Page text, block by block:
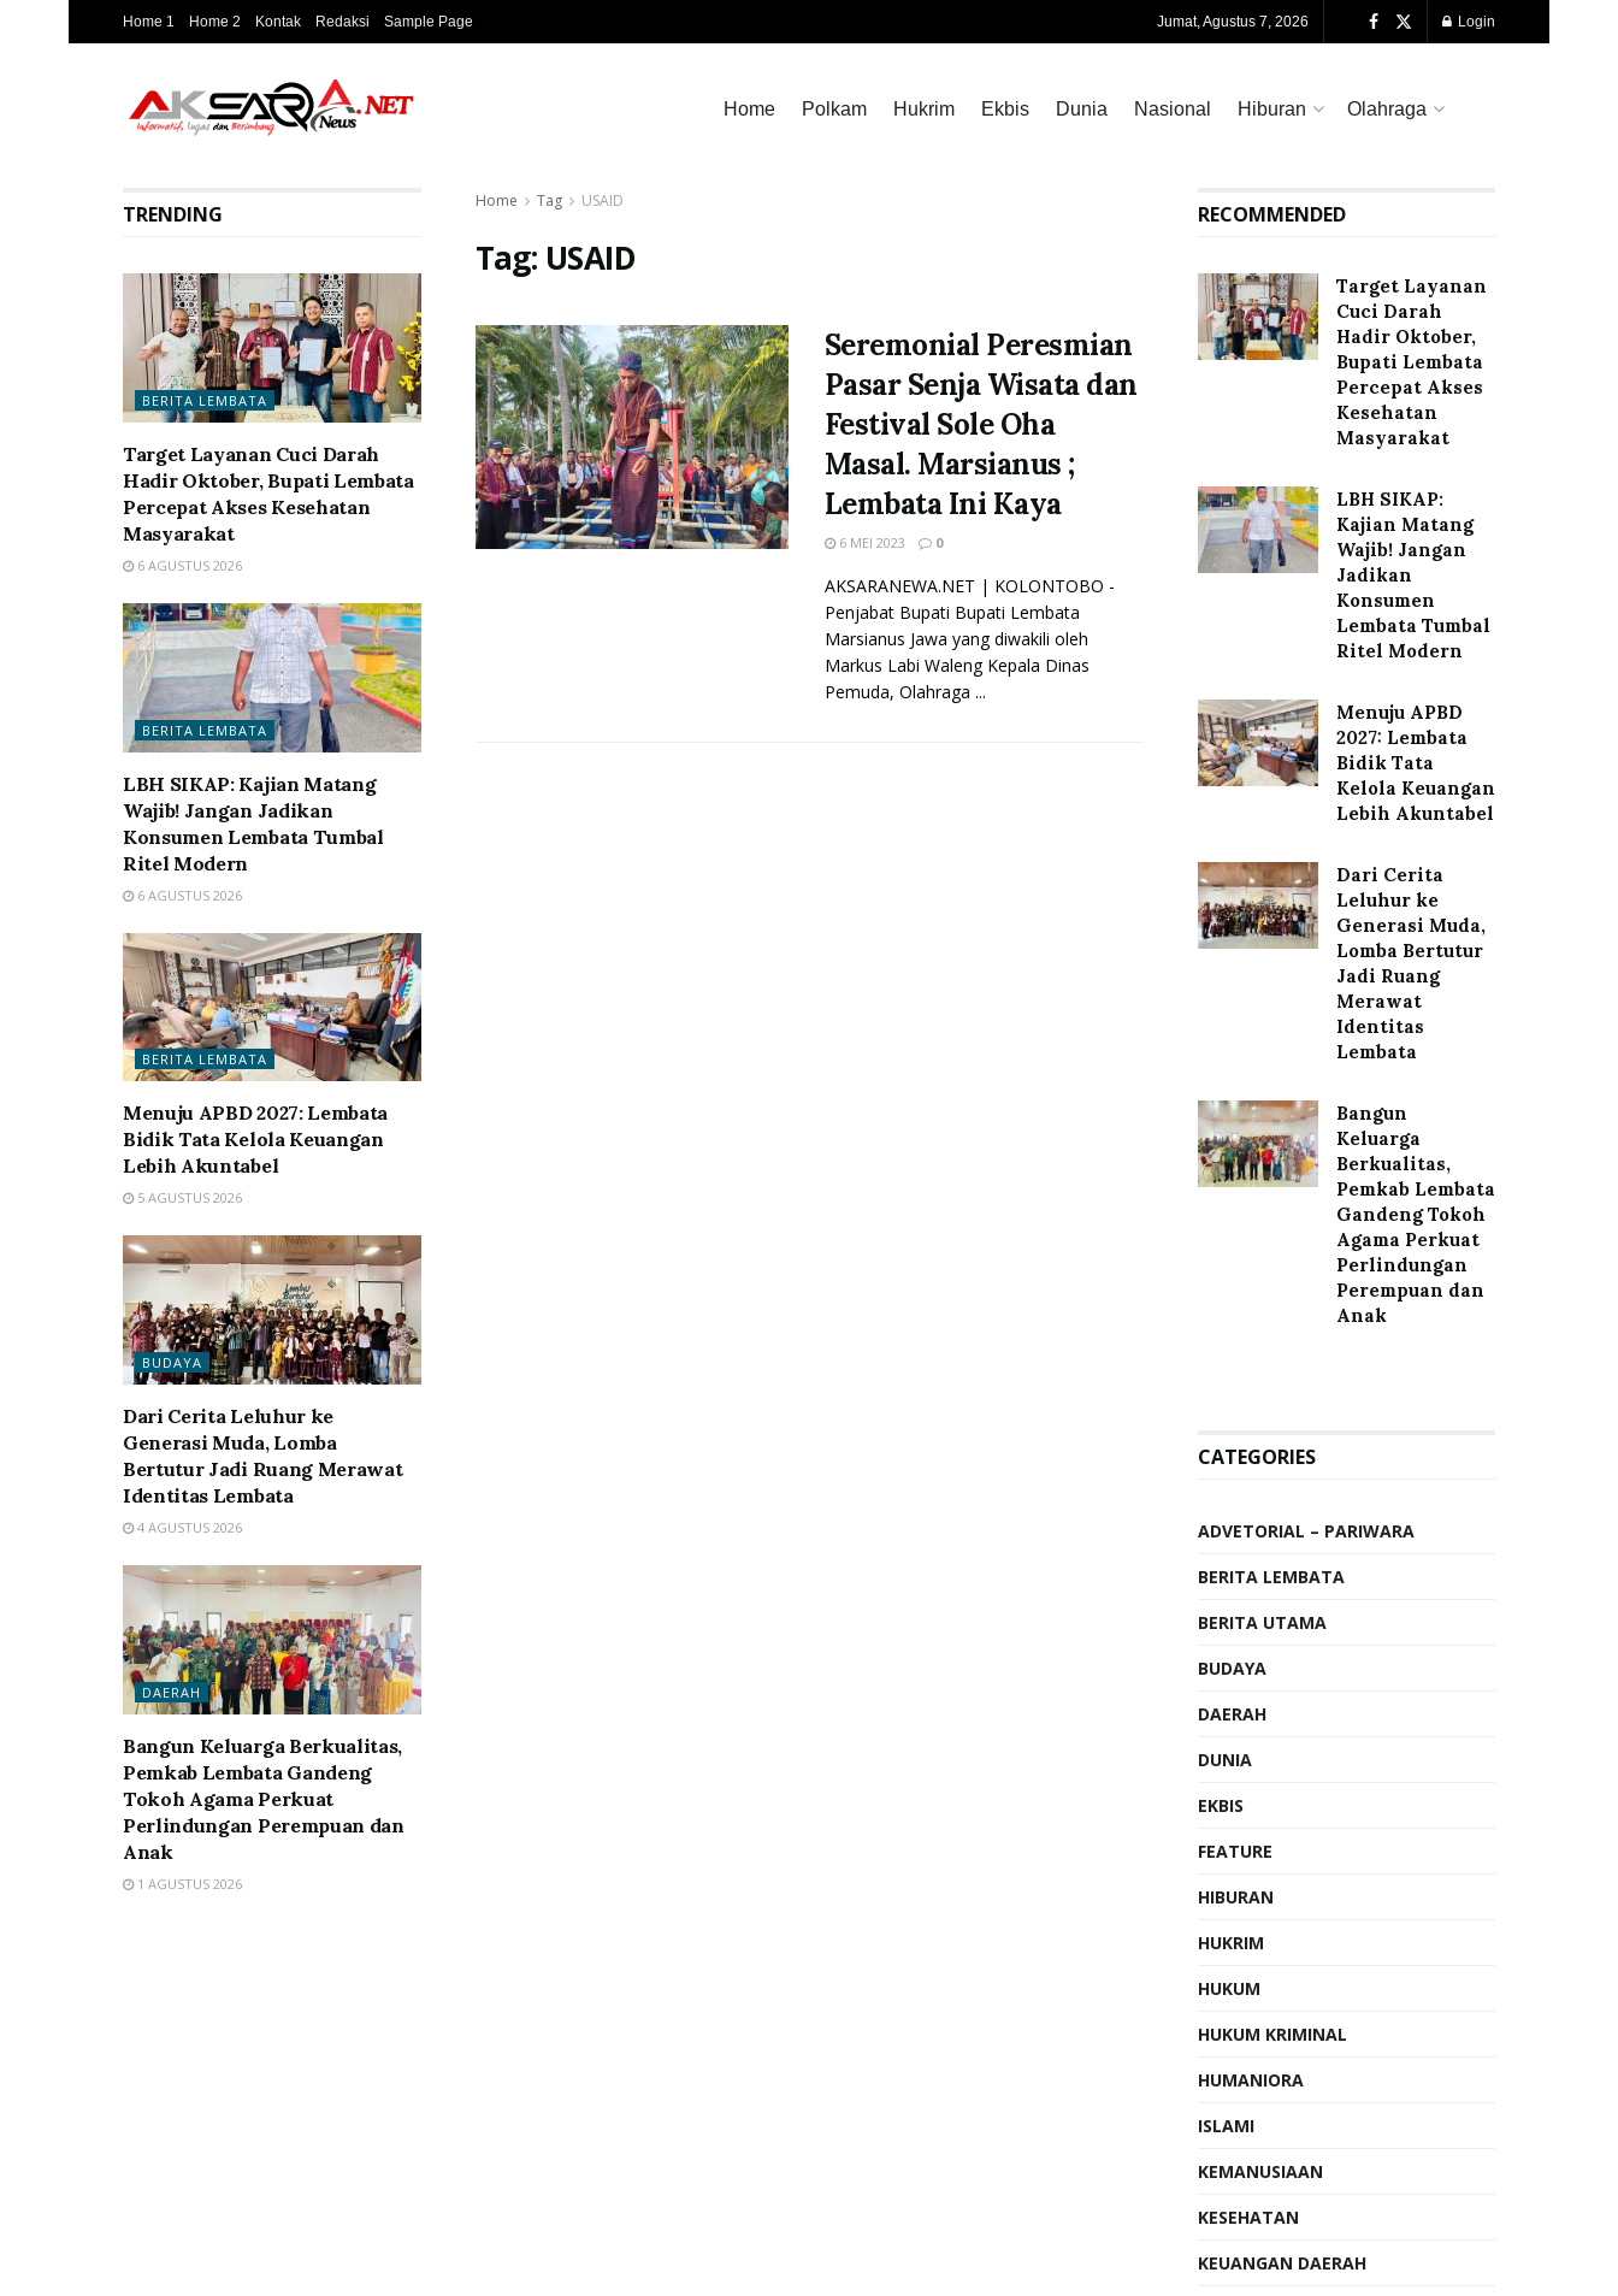
Home 1 Home 2 Kontak Redaksi Sample Page Jumat, Agustus 7, 2026 Login
Home Polkam Hukrim Ekbis Dunia Nasional Hiburan Olahraga
Home Tag USAID
Tag: USAID
Seremonial Peresmian
Pasar Senja Wisata dan
Festival Sole Oha
Masal. Marsianus ;
Lembata Ini Kaya
6 MEI 2023 0
AKSARANEWA.NET | KOLONTOBO -
Penjabat Bupati Bupati Lembata
Marsianus Jawa yang diwakili oleh
Markus Labi Waleng Kepala Dinas
Pemuda, Olahraga ...
TRENDING
BERITA LEMBATA
Target Layanan Cuci Darah
Hadir Oktober, Bupati Lembata
Percepat Akses Kesehatan
Masyarakat
6 AGUSTUS 2026
BERITA LEMBATA
LBH SIKAP: Kajian Matang
Wajib! Jangan Jadikan
Konsumen Lembata Tumbal
Ritel Modern
6 AGUSTUS 2026
BERITA LEMBATA
Menuju APBD 2027: Lembata
Bidik Tata Kelola Keuangan
Lebih Akuntabel
5 AGUSTUS 2026
BUDAYA
Dari Cerita Leluhur ke
Generasi Muda, Lomba
Bertutur Jadi Ruang Merawat
Identitas Lembata
4 AGUSTUS 2026
DAERAH
Bangun Keluarga Berkualitas,
Pemkab Lembata Gandeng
Tokoh Agama Perkuat
Perlindungan Perempuan dan
Anak
1 AGUSTUS 2026
RECOMMENDED
Target Layanan
Cuci Darah
Hadir Oktober,
Bupati Lembata
Percepat Akses
Kesehatan
Masyarakat
LBH SIKAP:
Kajian Matang
Wajib! Jangan
Jadikan
Konsumen
Lembata Tumbal
Ritel Modern
Menuju APBD
2027: Lembata
Bidik Tata
Kelola Keuangan
Lebih Akuntabel
Dari Cerita
Leluhur ke
Generasi Muda,
Lomba Bertutur
Jadi Ruang
Merawat
Identitas
Lembata
Bangun
Keluarga
Berkualitas,
Pemkab Lembata
Gandeng Tokoh
Agama Perkuat
Perlindungan
Perempuan dan
Anak
CATEGORIES
ADVETORIAL – PARIWARA
BERITA LEMBATA
BERITA UTAMA
BUDAYA
DAERAH
DUNIA
EKBIS
FEATURE
HIBURAN
HUKRIM
HUKUM
HUKUM KRIMINAL
HUMANIORA
ISLAMI
KEMANUSIAAN
KESEHATAN
KEUANGAN DAERAH